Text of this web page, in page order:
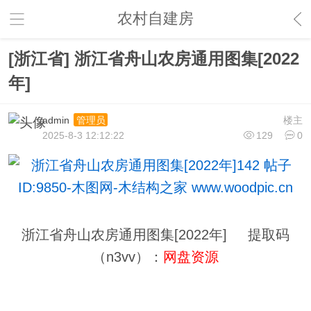
农村自建房
[浙江省] 浙江省舟山农房通用图集[2022
年]
楼主
admin
管理员
129
0
2025-8-3 12:12:22
浙江省舟山农房通用图集[2022年] 提取码
（n3vv）： 网盘资源